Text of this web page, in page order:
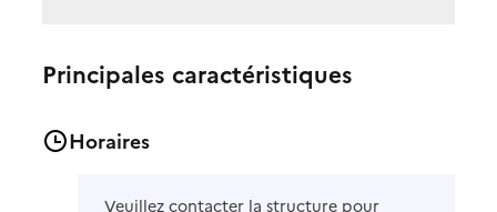
Principales caractéristiques
Horaires
Veuillez contacter la structure pour